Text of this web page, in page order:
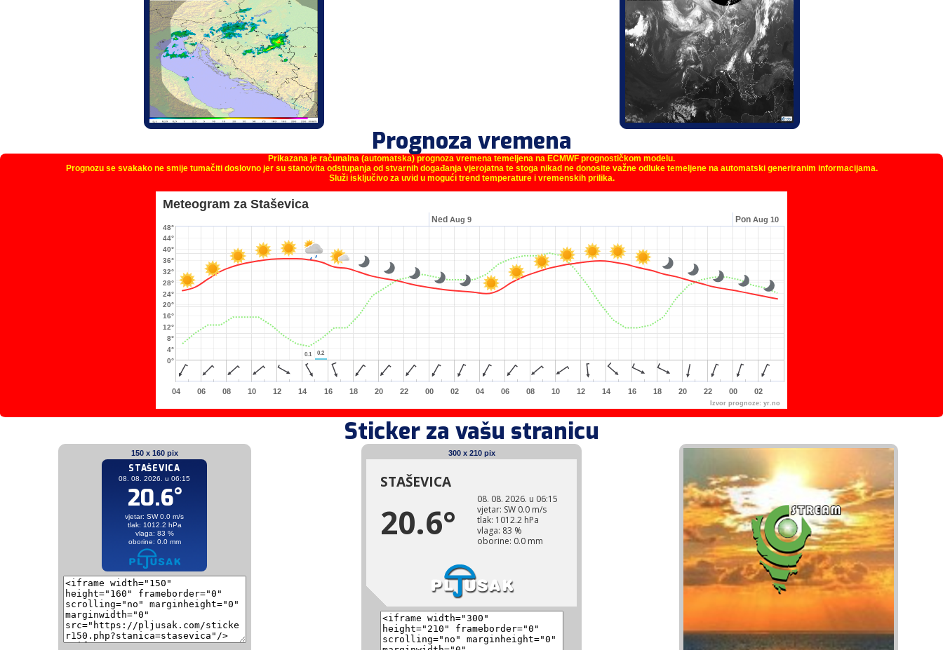
Prognoza vremena
Prikazana je računalna (automatska) prognoza vremena temeljena na ECMWF prognostičkom modelu.
Prognozu se svakako ne smije tumačiti doslovno jer su stanovita odstupanja od stvarnih događanja vjerojatna te stoga nikad ne donosite važne odluke temeljene na automatski generiranim informacijama.
Služi isključivo za uvid u mogući trend temperature i vremenskih prilika.
Meteogram za Staševica
0.1
0.1 0.2
0.2
04 06 08 10 12 14 16 18 20 22 00 02 04 06 08 10 12 14 16 18 20 22 00 02
Ned Aug 9 PonAug 10
0°
4°
8°
12°
16°
20°
24°
28°
32°
36°
40°
44°
48°
Izvor prognoze: yr.no
Sticker za vašu stranicu
150 x 160 pix 300 x 210 pix